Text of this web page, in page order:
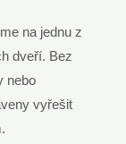
na jednu z
dveří. Bez
nebo
vyřešit